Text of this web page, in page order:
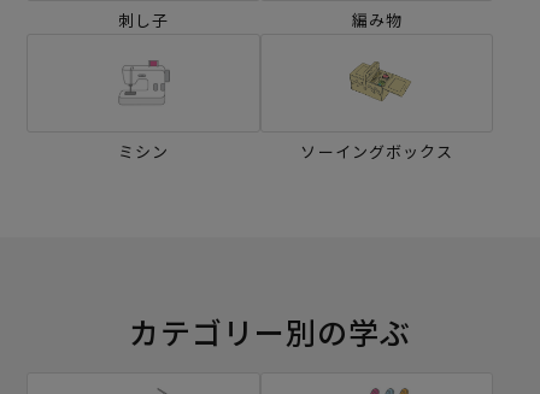
刺し子 編み物
ミシン ソーイングボックス
カテゴリー別の学ぶ